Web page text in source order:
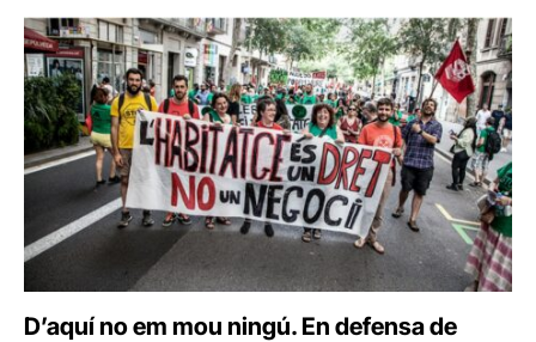
D’aquí no em mou ningú. En defensa de